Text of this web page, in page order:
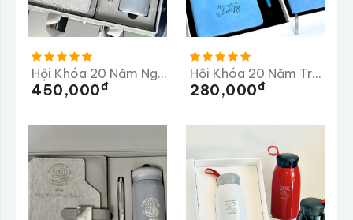
Hội Khóa 20 Năm Ngày Trở Về Trường THCS Vân Côn
450,000Đ
Hội Khóa 20 Năm Trường THPT Chuyên Lê Khiết
280,000Đ